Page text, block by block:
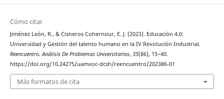
Cómo citar
Jiménez León, R., & Cisneros Cohernour, E. J. (2023). Educación 4.0:
Universidad y Gestión del talento humano en la IV Revolución Industrial.
Reencuentro. Análisis De Problemas Universitarios, 35(86), 15–40.
https://doi.org/10.24275/uamxoc-dcsh/reencuentro/202386-01
Más formatos de cita